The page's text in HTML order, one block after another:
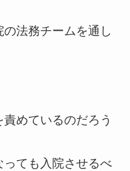
法務チームを通し
めているのだろう
ても入院させるべ